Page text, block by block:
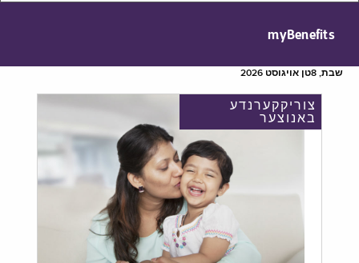
myBenefits
שבת, 8טן אויגוסט 2026
צוריקקערנדע
באנוצער